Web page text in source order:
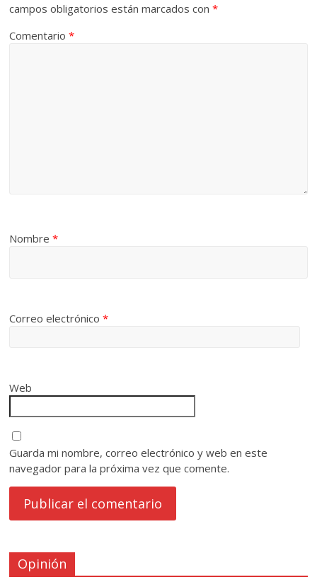
campos obligatorios están marcados con*
Comentario*
Nombre*
Correo electrónico*
Web
Guarda mi nombre, correo electrónico y web en este
navegador para la próxima vez que comente.
Opinión